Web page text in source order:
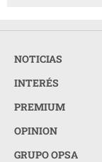
NOTICIAS
INTERÉS
PREMIUM
OPINION
GRUPO OPSA